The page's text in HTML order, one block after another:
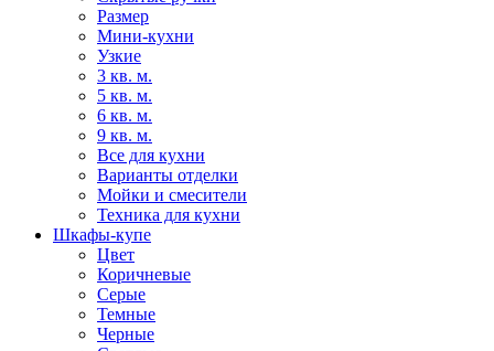
Размер
Мини-кухни
Узкие
3 кв. м.
5 кв. м.
6 кв. м.
9 кв. м.
Все для кухни
Варианты отделки
Мойки и смесители
Техника для кухни
Шкафы-купе
Цвет
Коричневые
Серые
Темные
Черные